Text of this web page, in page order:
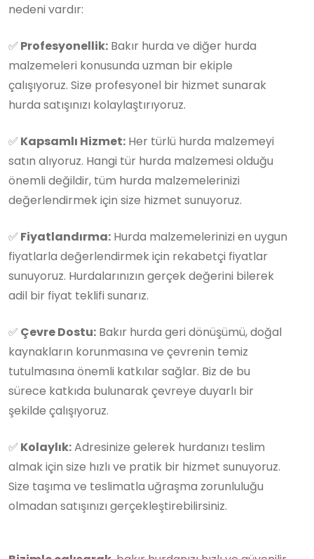
nedeni vardır:
✅ Profesyonellik: Bakır hurda ve diğer hurda
malzemeleri konusunda uzman bir ekiple
çalışıyoruz. Size profesyonel bir hizmet sunarak
hurda satışınızı kolaylaştırıyoruz.
✅ Kapsamlı Hizmet: Her türlü hurda malzemeyi
satın alıyoruz. Hangi tür hurda malzemesi olduğu
önemli değildir, tüm hurda malzemelerinizi
değerlendirmek için size hizmet sunuyoruz.
✅ Fiyatlandırma: Hurda malzemelerinizi en uygun
fiyatlarla değerlendirmek için rekabetçi fiyatlar
sunuyoruz. Hurdalarınızın gerçek değerini bilerek
adil bir fiyat teklifi sunarız.
✅ Çevre Dostu: Bakır hurda geri dönüşümü, doğal
kaynakların korunmasına ve çevrenin temiz
tutulmasına önemli katkılar sağlar. Biz de bu
sürece katkıda bulunarak çevreye duyarlı bir
şekilde çalışıyoruz.
✅ Kolaylık:Adresinize gelerek hurdanızı teslim
almak için size hızlı ve pratik bir hizmet sunuyoruz.
Size taşıma ve teslimatla uğraşma zorunluluğu
olmadan satışınızı gerçekleştirebilirsiniz.